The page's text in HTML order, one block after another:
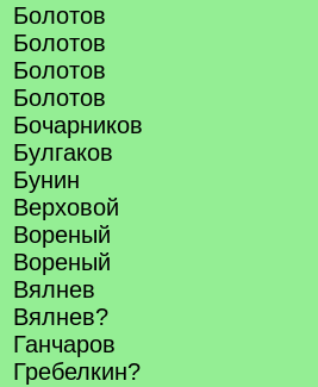
Болотов
Болотов
Болотов
Болотов
Бочарников
Булгаков
Бунин
Верховой
Вореный
Вореный
Вялнев
Вялнев?
Ганчаров
Гребелкин?